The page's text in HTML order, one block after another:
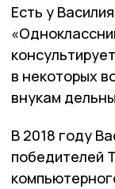
Есть у
в некоторых
внукам
В 2018 году
победителей